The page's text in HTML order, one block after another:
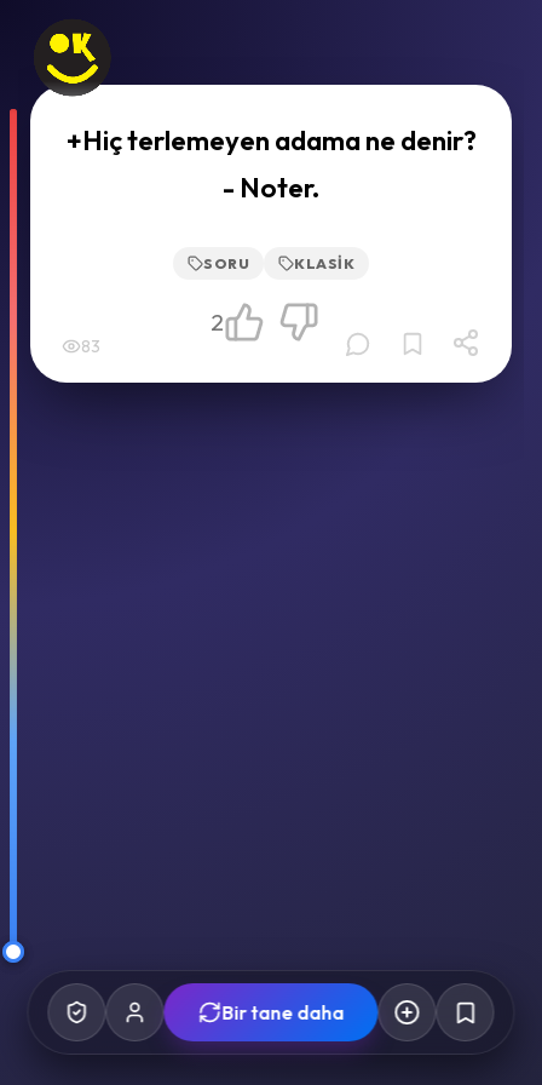
+Hiç terlemeyen adama ne denir?
- Noter.
SORU KLASIK
83
2
Bir tane daha